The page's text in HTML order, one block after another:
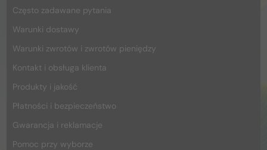
Często zadawane pytania
Warunki dostawy
Warunki zwrotów i zwrotów pieniędzy
Kontakt i obsługa klienta
Produkty i jakość
Płatności i bezpieczeństwo
Gwarancja i reklamacje
Pomoc przy wyborze